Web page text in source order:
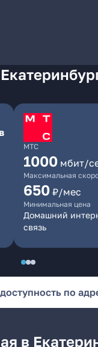
МТС
1000 мбит/
Максимальная
650 ₽/мес
Минимальная цена
Домашний
связь
по
в